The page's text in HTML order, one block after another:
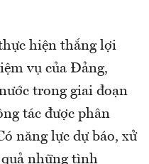
hiện thắng lợi
vụ của Đảng,
trong giai đoạn
tác được phân
năng lực dự báo, xử
những tình